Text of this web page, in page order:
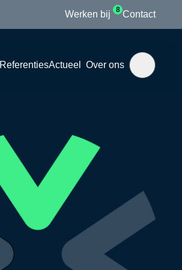
Werken bij 8 Contact
ReferentiesActueel Over ons